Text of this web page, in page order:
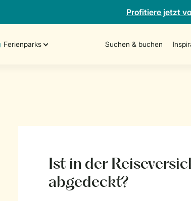
Profitiere jetzt
Ferienparks Suchen & buchen